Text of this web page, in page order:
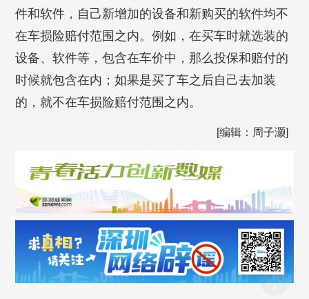
件和软件，自己新增加的设备和新购买的软件均不
在车损险赔付范围之内。例如，在买车时就选装的
设备、软件等，包含在车价中，那么投保和赔付的
时候就包含在内；如果是买了车之后自己去加装
的，就不在车损险赔付范围之内。
[编辑：周子灏]